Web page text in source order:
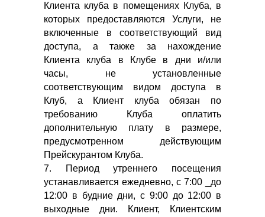
Клиента клуба в помещениях Клуба, в
которых предоставляются Услуги, не
включенные в соответствующий вид
доступа, а также за нахождение
Клиента клуба в Клубе в дни и/или
часы, не установленные
соответствующим видом доступа в
Клуб, а Клиент клуба обязан по
требованию Клуба оплатить
дополнительную плату в размере,
предусмотренном действующим
Прейскурантом Клуба.
7. Период утреннего посещения
устанавливается ежедневно, с 7:00 _до
12:00 в будние дни, с 9:00 до 12:00 в
выходные дни. Клиент, Клиентским